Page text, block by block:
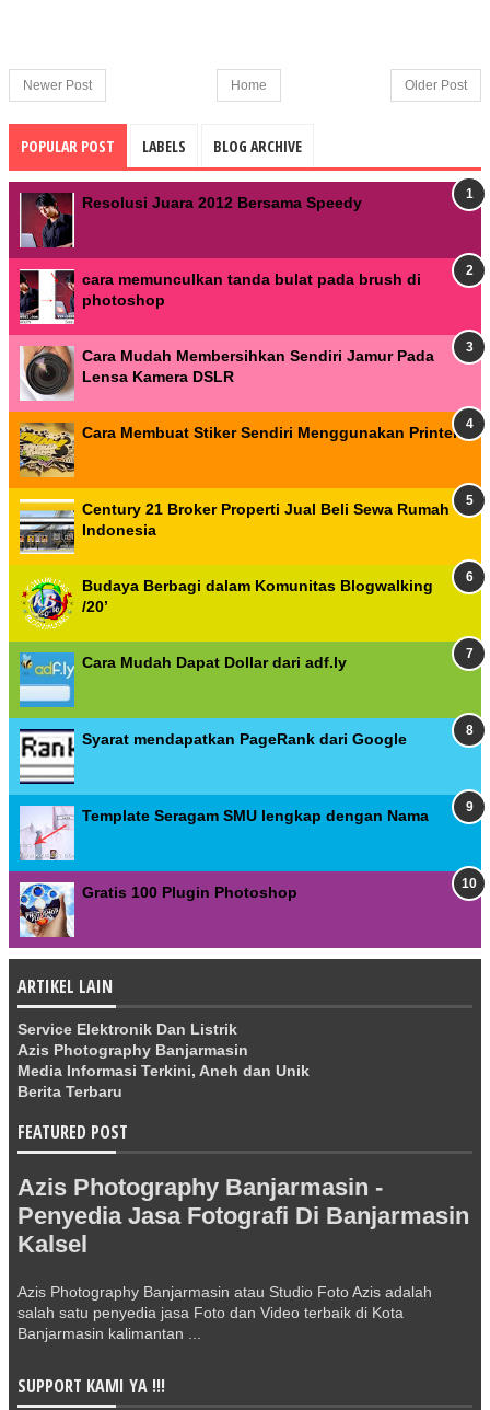
Newer Post Older Post
Home
POPULAR POST LABELS BLOG ARCHIVE
Resolusi Juara 2012 Bersama Speedy
cara memunculkan tanda bulat pada brush di
photoshop
Cara Mudah Membersihkan Sendiri Jamur Pada
Lensa Kamera DSLR
Cara Membuat Stiker Sendiri Menggunakan Printer
Century 21 Broker Properti Jual Beli Sewa Rumah
Indonesia
Budaya Berbagi dalam Komunitas Blogwalking
/20’
Cara Mudah Dapat Dollar dari adf.ly
Syarat mendapatkan PageRank dari Google
Template Seragam SMU lengkap dengan Nama
Gratis 100 Plugin Photoshop
ARTIKEL LAIN
Service Elektronik Dan Listrik
Azis Photography Banjarmasin
Media Informasi Terkini, Aneh dan Unik
Berita Terbaru
FEATURED POST
Azis Photography Banjarmasin -
Penyedia Jasa Fotografi Di Banjarmasin
Kalsel
Azis Photography Banjarmasin atau Studio Foto Azis adalah
salah satu penyedia jasa Foto dan Video terbaik di Kota
Banjarmasin kalimantan ...
SUPPORT KAMI YA !!!